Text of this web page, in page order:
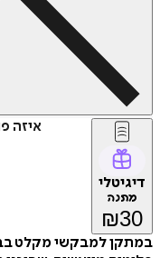
איזה
דיגיטלי
מתנה
₪30
במתקן למבקשי מקלט